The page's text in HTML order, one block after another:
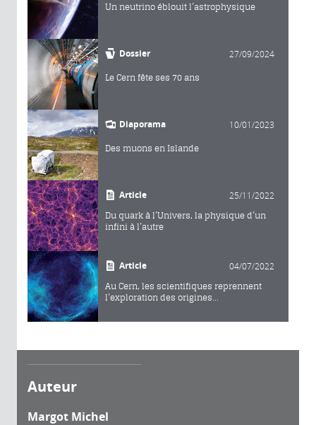
Un neutrino éblouit l’astrophysique
Dossier 27/09/2024
Le Cern fête ses 70 ans
Diaporama 10/01/2023
Des muons en Islande
Article 25/11/2022
Du quark à l’Univers, la physique d’un
infini à l’autre
Article 04/07/2022
Au Cern, les scientifiques reprennent
l’exploration des origines...
Auteur
Margot Michel